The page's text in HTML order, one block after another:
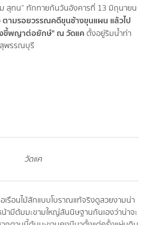
ม สุทน” ทักทายกันวันอังคารที่ 13 มิถุนายน
ตามรอยวรรณคดีขุนช้างขุนแผน แล้วไป
ขี้พญาต่อยักษ์"ณวัดแคตั้งอยู่ริมน้ำท่า
สุพรรณบุรี
วัดแค
รือนไม้สักแบบโบราณแท้จริงดูสวยงามน่า
ามีต้มมะขามใหญ่สันนิษฐานกันเองว่าน่าจะ